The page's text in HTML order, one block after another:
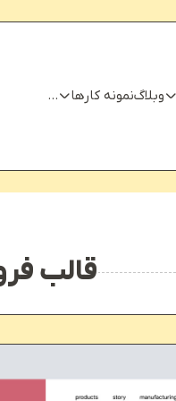
وبلاگنمونه کارها ...
قالب